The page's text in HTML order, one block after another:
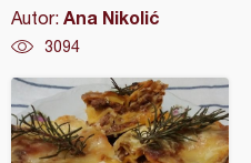
Autor: Ana Nikolić
3094